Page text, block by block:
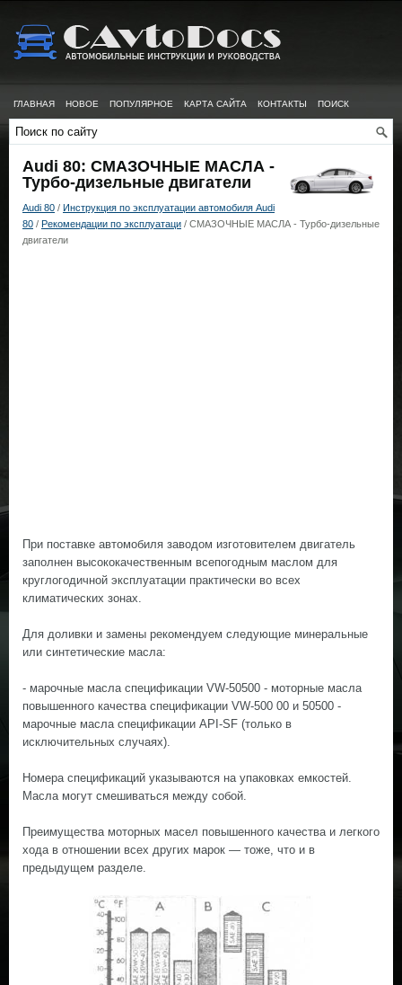
ГЛАВНАЯ НОВОЕ ПОПУЛЯРНОЕ КАРТА САЙТА КОНТАКТЫ ПОИСК
Audi 80: СМАЗОЧНЫЕ МАСЛА -
Турбо-дизельные двигатели
Audi 80 / Инструкция по эксплуатации автомобиля Audi
80 / Рекомендации по эксплуатаци / СМАЗОЧНЫЕ МАСЛА - Турбо-дизельные
двигатели
При поставке автомобиля заводом изготовителем двигатель
заполнен высококачественным всепогодным маслом для
круглогодичной эксплуатации практически во всех
климатических зонах.
Для доливки и замены рекомендуем следующие минеральные
или синтетические масла:
- марочные масла спецификации VW-50500 - моторные масла
повышенного качества спецификации VW-500 00 и 50500 -
марочные масла спецификации API-SF (только в
исключительных случаях).
Номера спецификаций указываются на упаковках емкостей.
Масла могут смешиваться между собой.
Преимущества моторных масел повышенного качества и легкого
хода в отношении всех других марок — тоже, что и в
предыдущем разделе.